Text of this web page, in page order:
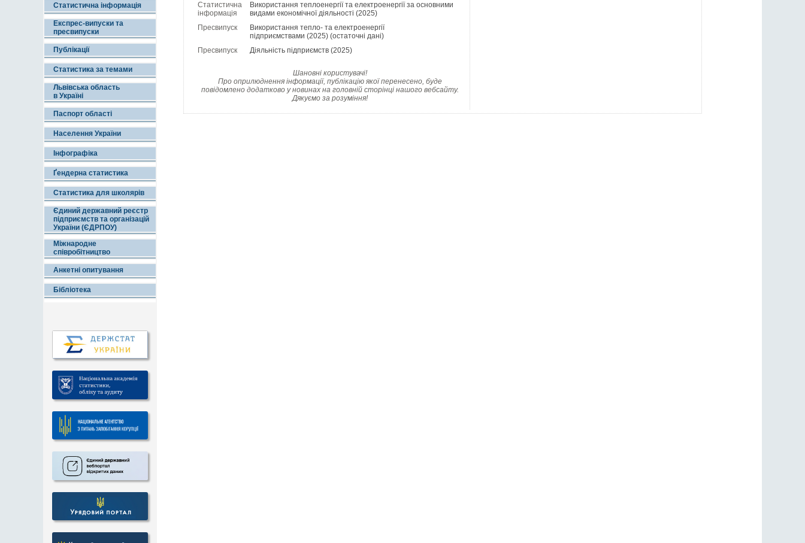
Статистична інформація
Експрес-випуски та
пресвипуски
Публікації
Статистика за темами
Львівська область
в Україні
Паспорт області
Населення України
Інфографіка
Ґендерна статистика
Статистика для школярів
Єдиний державний реєстр
підприємств та організацій
України (ЄДРПОУ)
Міжнародне
співробітництво
Анкетні опитування
Бібліотека
Статистична
інформація
Використання теплоенергії та електроенергії за основними
видами економічної діяльності (2025)
Пресвипуск
Використання тепло- та електроенергії
підприємствами (2025) (остаточні дані)
Пресвипуск
Діяльність підприємств (2025)
Шановні користувачі!
Про оприлюднення інформації, публікацію якої перенесено, буде
повідомлено додатково у новинах на головній сторінці нашого вебсайту.
Дякуємо за розуміння!